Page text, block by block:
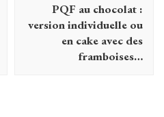
PQF au chocolat :
version individuelle ou
en cake avec des
framboises…